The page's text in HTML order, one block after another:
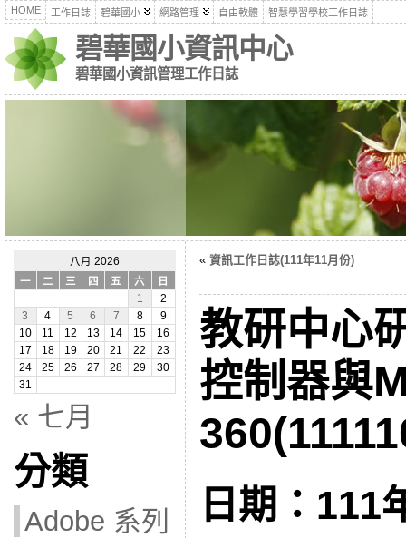
HOME 工作日誌 碧華國小 網路管理 自由軟體 智慧學習學校工作日誌
碧華國小資訊中心
碧華國小資訊管理工作日誌
八月 2026
一
二 三 四 五 六
日
1
2
3
4 5 6 7 8
9
10
11 12 13 14 15
16
17
18 19 20 21 22
23
24
25 26 27 28 29
30
31
« 七月
分類
Adobe 系列
« 資訊工作日誌(111年11月份)
教研中心
控制器與
日期：111